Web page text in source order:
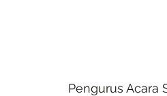
Pengurus Acara